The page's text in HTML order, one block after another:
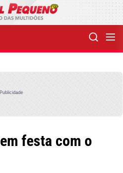
Publicidade
festa com o